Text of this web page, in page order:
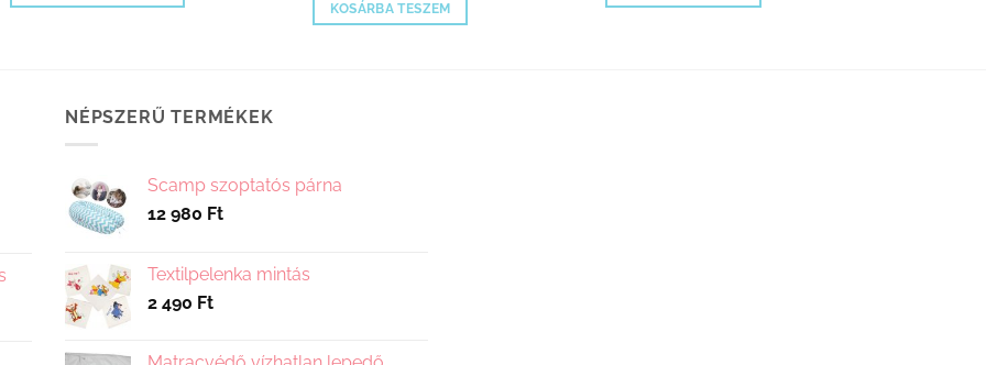
variációja
van.
változatok
a
választhatók
ki
KOSÁRBA TESZEM
NÉPSZERŰ TERMÉKEK
Scamp szoptatós párna
12 980 Ft
Textilpelenka mintás
2 490 Ft